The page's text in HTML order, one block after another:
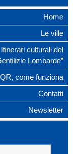
Home
Le ville
Itinerari culturali del
Lombarde”
QR, come funziona
Contatti
Newsletter